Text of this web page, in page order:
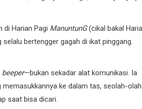
di Harian Pagi ManuntunG(cikal bakal
bertengger gagah di ikat pinggang.
beeper—bukan sekadar alat komunikasi. Ia
ke dalam tas, seolah-olah
saat bisa dicari.